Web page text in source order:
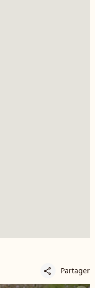
share Partager